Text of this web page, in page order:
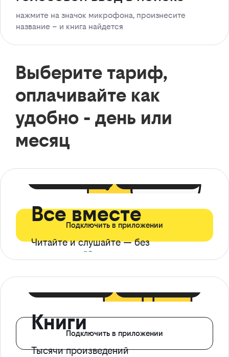
нажмите на значок микрофона, произнесите
название – и книга найдется
Выберите тариф,
оплачивайте как
удобно - день или
месяц
Все вместе
Читайте и слушайте — без
ограничений*
Подключить в приложении
Книги
Тысячи произведений
Подключить в приложении